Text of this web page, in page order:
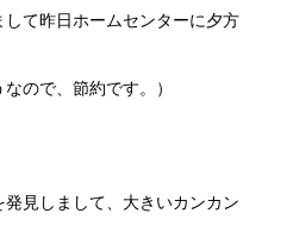
て昨日ホームセンターに夕方
ので、節約です。）
見しまして、大きいカンカン